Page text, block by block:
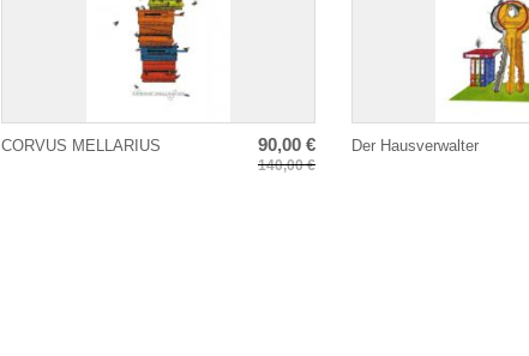
CORVUS MELLARIUS 90,00 €
140,00 €
Der Hausverwalter